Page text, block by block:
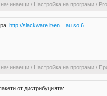
начинаещи/ Настройка на програми/
http://slackware.it/en....au.so.6
начинаещи/ Настройка на програми/
от дистрибуцията: